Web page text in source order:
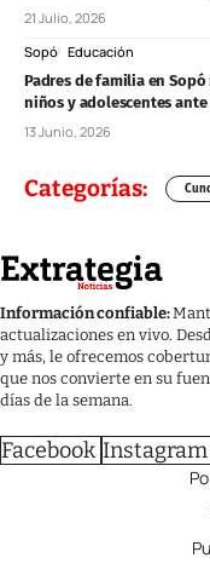
21 Julio, 2026
Sopó Educación
Padres de familia en
niños y adolescentes
13 Junio, 2026
Categorías:
Información confiable:
actualizaciones en vivo.
y más, le ofrecemos
que nos convierte en su
días de la semana.
Facebook Instagram